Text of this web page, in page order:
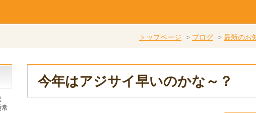
トップページ > ブログ > 最新のお
今年はアジサイ早いのかな～？